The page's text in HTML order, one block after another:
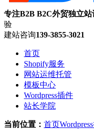
专注B2B B2C外贸独立站
验
建站咨询139-3855-3021
首页
Shopify服务
网站运维托管
模板中心
Wordpress插件
站长学院
当前位置： 首页